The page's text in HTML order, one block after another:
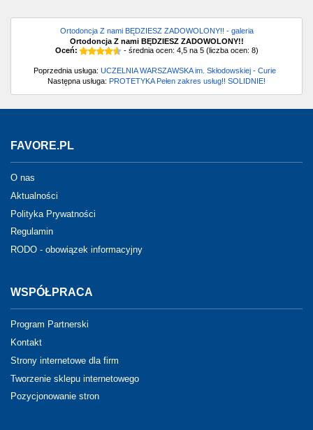
Ortodoncja Z nami BĘDZIESZ ZADOWOLONY!! - galeria
Ortodoncja Z nami BĘDZIESZ ZADOWOLONY!!
Oceń:
- średnia ocen: 4,5na 5(liczba ocen: 8)
Poprzednia usługa: UCZELNIA WARSZAWSKA im. Skłodowskiej - Curie
Następna usługa: PROTETYKA Pełen zakres usług!! SOLIDNIE!
FAVORE.PL
O nas
Aktualności
Polityka Prywatności
Regulamin
RODO - obowiązek informacyjny
WSPÓŁPRACA
Program Partnerski
Kontakt
Strony internetowe dla firm
Tworzenie sklepu internetowego
Pozycjonowanie stron